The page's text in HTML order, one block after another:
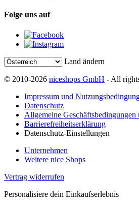
Folge uns auf
Land ändern
© 2010-2026 niceshops GmbH - All
Impressum und
Datenschutz
Allgemeine
Barrierefreiheitserklärung
Datenschutz-Einstellungen
Unternehmen
Weitere nice Shops
Vertrag widerrufen
Personalisiere dein Einkaufserlebnis